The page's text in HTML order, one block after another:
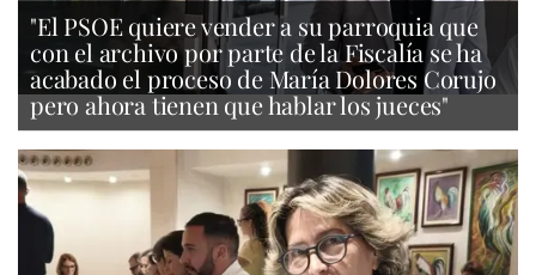
"El PSOE quiere vender a su parroquia que
con el archivo por parte de la Fiscalía se ha
acabado el proceso de María Dolores Corujo
pero ahora tienen que hablar los jueces"